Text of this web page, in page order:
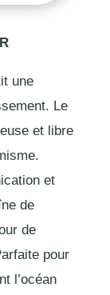
une
Le
et libre
et
de
de
pour
l’océan